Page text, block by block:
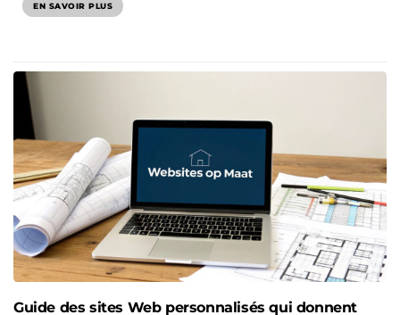
EN SAVOIR PLUS
Guide des sites Web personnalisés qui donnent